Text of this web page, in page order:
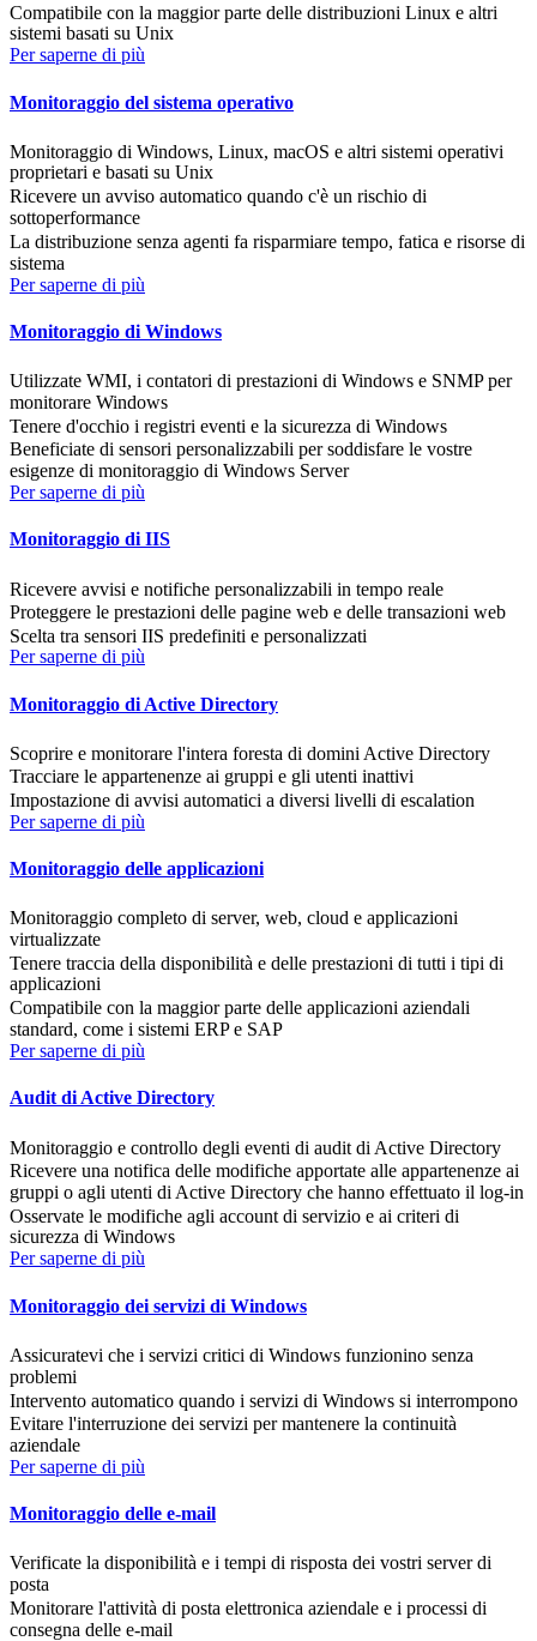
Compatibile con la maggior parte delle distribuzioni Linux e altri
sistemi basati su Unix
Per saperne di più
Monitoraggio del sistema operativo
Monitoraggio di Windows, Linux, macOS e altri sistemi operativi
proprietari e basati su Unix
Ricevere un avviso automatico quando c'è un rischio di
sottoperformance
La distribuzione senza agenti fa risparmiare tempo, fatica e risorse di
sistema
Per saperne di più
Monitoraggio di Windows
Utilizzate WMI, i contatori di prestazioni di Windows e SNMP per
monitorare Windows
Tenere d'occhio i registri eventi e la sicurezza di Windows
Beneficiate di sensori personalizzabili per soddisfare le vostre
esigenze di monitoraggio di Windows Server
Per saperne di più
Monitoraggio di IIS
Ricevere avvisi e notifiche personalizzabili in tempo reale
Proteggere le prestazioni delle pagine web e delle transazioni web
Scelta tra sensori IIS predefiniti e personalizzati
Per saperne di più
Monitoraggio di Active Directory
Scoprire e monitorare l'intera foresta di domini Active Directory
Tracciare le appartenenze ai gruppi e gli utenti inattivi
Impostazione di avvisi automatici a diversi livelli di escalation
Per saperne di più
Monitoraggio delle applicazioni
Monitoraggio completo di server, web, cloud e applicazioni
virtualizzate
Tenere traccia della disponibilità e delle prestazioni di tutti i tipi di
applicazioni
Compatibile con la maggior parte delle applicazioni aziendali
standard, come i sistemi ERP e SAP
Per saperne di più
Audit di Active Directory
Monitoraggio e controllo degli eventi di audit di Active Directory
Ricevere una notifica delle modifiche apportate alle appartenenze ai
gruppi o agli utenti di Active Directory che hanno effettuato il log-in
Osservate le modifiche agli account di servizio e ai criteri di
sicurezza di Windows
Per saperne di più
Monitoraggio dei servizi di Windows
Assicuratevi che i servizi critici di Windows funzionino senza
problemi
Intervento automatico quando i servizi di Windows si interrompono
Evitare l'interruzione dei servizi per mantenere la continuità
aziendale
Per saperne di più
Monitoraggio delle e-mail
Verificate la disponibilità e i tempi di risposta dei vostri server di
posta
Monitorare l'attività di posta elettronica aziendale e i processi di
consegna delle e-mail